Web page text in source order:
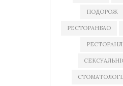
ПОДОРОЖ
РЕСТОРАНБАО